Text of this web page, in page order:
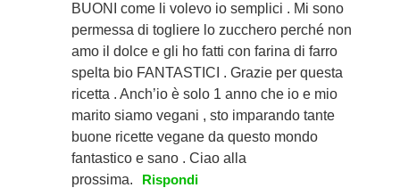
BUONI come li volevo io semplici . Mi sono
permessa di togliere lo zucchero perché non
amo il dolce e gli ho fatti con farina di farro
spelta bio FANTASTICI . Grazie per questa
ricetta . Anch’io è solo 1 anno che io e mio
marito siamo vegani , sto imparando tante
buone ricette vegane da questo mondo
fantastico e sano . Ciao alla
prossima.
Rispondi